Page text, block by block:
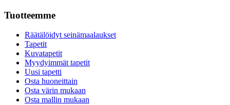
Tuotteemme
Räätälöidyt seinämaalaukset
Tapetit
Kuvatapetit
Myydyimmät tapetit
Uusi tapetti
Osta huoneittain
Osta värin mukaan
Osta mallin mukaan